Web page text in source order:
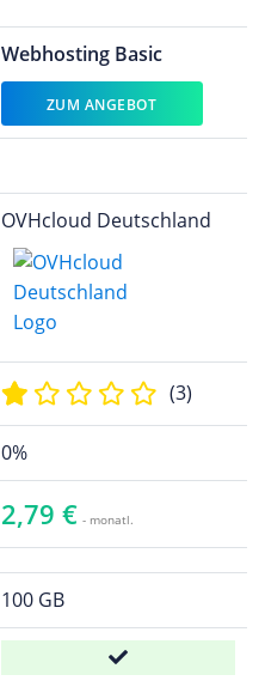
Webhosting Basic
ZUM ANGEBOT
OVHcloud Deutschland
(3)
0%
2,79 € - monatl.
100 GB